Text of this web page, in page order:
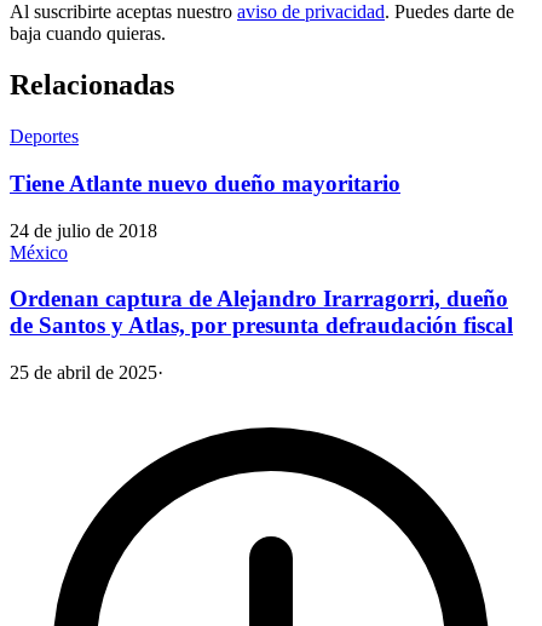
Al suscribirte aceptas nuestro aviso de privacidad. Puedes darte de
baja cuando quieras.
Relacionadas
Deportes
Tiene Atlante nuevo dueño mayoritario
24 de julio de 2018
México
Ordenan captura de Alejandro Irarragorri, dueño
de Santos y Atlas, por presunta defraudación fiscal
25 de abril de 2025·